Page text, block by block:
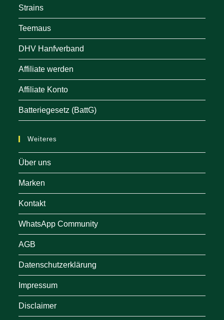
Strains
Teemaus
DHV Hanfverband
Affiliate werden
Affiliate Konto
Batteriegesetz (BattG)
Weiteres
Über uns
Marken
Kontakt
WhatsApp Community
AGB
Datenschutzerklärung
Impressum
Disclaimer